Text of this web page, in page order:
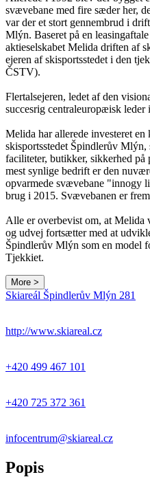
svævebane med fire sæder her,
var der et stort gennembrud i
Mlýn. Baseret på en
aktieselskabet Melida driften af
ejeren af ​​skisportsstedet i den
ČSTV).
Flertalsejeren, ledet af den
succesrig centraleuropæisk leder
Melida har allerede investeret
skisportsstedet Špindlerův Mlýn,
faciliteter, butikker, sikkerhed på
mest synlige bedrift er den
opvarmede svævebane "innogy
brug i 2015. Svævebanen er
Alle er overbevist om, at Melida
og udvej fortsætter med at
Špindlerův Mlýn som en model
Tjekkiet.
More >
−
Skiareál Špindlerův Mlýn 281
http://www.skiareal.cz
+420 499 467 101
+420 725 372 361
infocentrum@skiareal.cz
Popis